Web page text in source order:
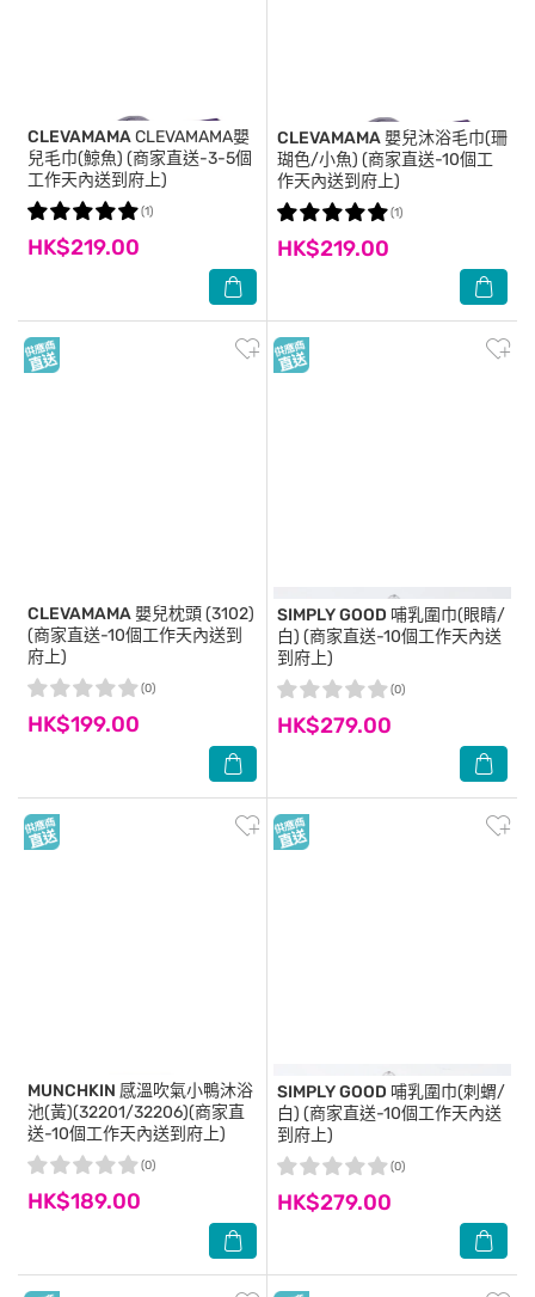
CLEVAMAMACLEVAMAMA嬰
兒毛巾(鯨魚) (商家直送-3-5個
工作天內送到府上)
HK$219.00
(1)
CLEVAMAMA嬰兒沐浴毛巾(珊
瑚色/小魚) (商家直送-10個工
作天內送到府上)
HK$219.00
(1)
CLEVAMAMA嬰兒枕頭 (3102)
(商家直送-10個工作天內送到
府上)
HK$199.00
(0)
SIMPLY GOOD 哺乳圍巾(眼睛/
白) (商家直送-10個工作天內送
到府上)
HK$279.00
(0)
MUNCHKIN 感溫吹氣小鴨沐浴
池(黃)(32201/32206)(商家直
送-10個工作天內送到府上)
HK$189.00
(0)
SIMPLY GOOD 哺乳圍巾(刺蝟/
白) (商家直送-10個工作天內送
到府上)
HK$279.00
(0)